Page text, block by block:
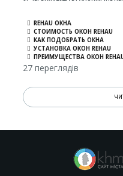
REHAU ОКНА
СТОИМОСТЬ ОКОН REHAU
КАК ПОДОБРАТЬ ОКНА
УСТАНОВКА ОКОН REHAU
ПРЕИМУЩЕСТВА ОКОН
27 переглядів